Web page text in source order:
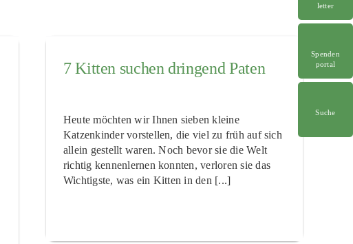
letter
Spenden
portal
Suche
7 Kitten suchen dringend Paten
Heute möchten wir Ihnen sieben kleine
Katzenkinder vorstellen, die viel zu früh auf sich
allein gestellt waren. Noch bevor sie die Welt
richtig kennenlernen konnten, verloren sie das
Wichtigste, was ein Kitten in den [...]